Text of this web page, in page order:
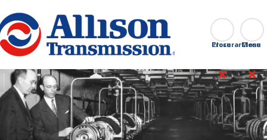
Go Home Procurar
Close